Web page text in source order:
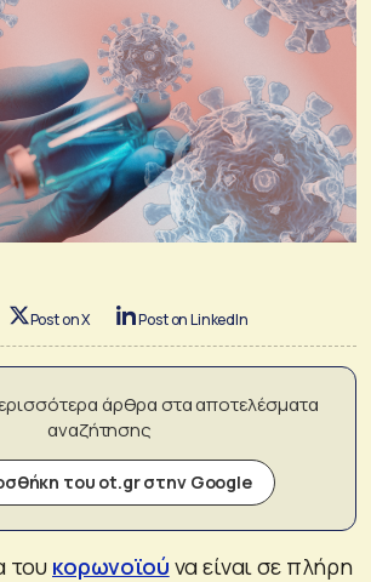
Post on X Post on LinkedIn
άρθρα στα αποτελέσματα
αναζήτησης
του ot.gr στην Google
του κορωνοϊού να είναι σε πλήρη